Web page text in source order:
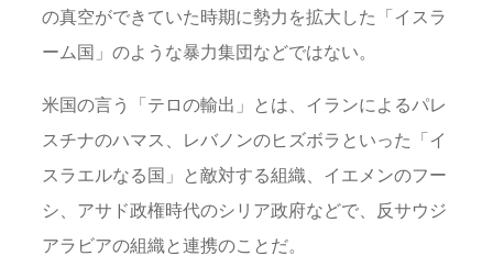
の真空ができていた時期に勢力を拡大した「イスラ
ーム国」のような暴力集団などではない。
米国の言う「テロの輸出」とは、イランによるパレ
スチナのハマス、レバノンのヒズボラといった「イ
スラエルなる国」と敵対する組織、イエメンのフー
シ、アサド政権時代のシリア政府などで、反サウジ
アラビアの組織と連携のことだ。